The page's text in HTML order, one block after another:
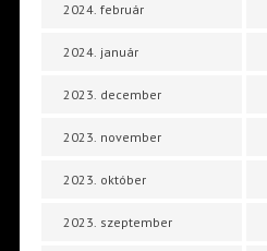
2024. február
2024. január
2023. december
2023. november
2023. október
2023. szeptember